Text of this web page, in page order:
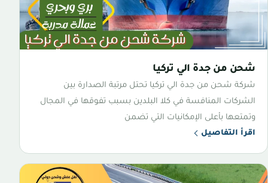
شحن من جدة الي تركيا
شركة شحن من جدة الي تركيا تحتل مرتبة الصدارة بين
الشركات المنافسة في كلا البلدين بسبب تفوقها في المجال
وتمتعها بأعلى الإمكانيات التي تضمن
اقرأ التفاصيل